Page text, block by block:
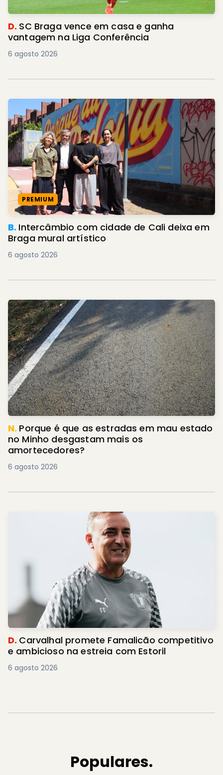
D. SC Braga vence em casa e ganha
vantagem na Liga Conferência
6 agosto 2026
PREMIUM
B. Intercâmbio com cidade de Cali deixa em
Braga mural artístico
6 agosto 2026
N. Porque é que as estradas em mau estado
no Minho desgastam mais os
amortecedores?
6 agosto 2026
D. Carvalhal promete Famalicão competitivo
e ambicioso na estreia com Estoril
6 agosto 2026
Populares.